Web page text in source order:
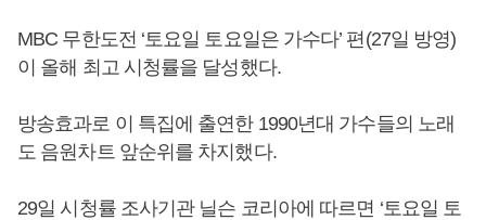
MBC 무한도전 ‘토요일 토요일은 가수다’ 편(27일 방영)
이 올해 최고 시청률을 달성했다.
방송효과로 이 특집에 출연한 1990년대 가수들의 노래
도 음원차트 앞순위를 차지했다.
29일 시청률 조사기관 닐슨 코리아에 따르면 ‘토요일 토